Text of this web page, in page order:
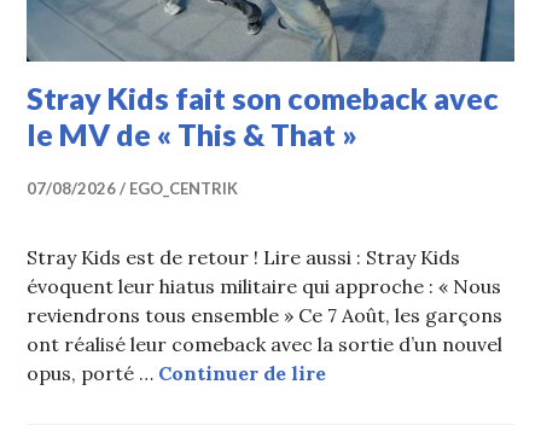
Stray Kids fait son comeback avec
le MV de « This & That »
07/08/2026 EGO_CENTRIK
Stray Kids est de retour ! Lire aussi : Stray Kids
évoquent leur hiatus militaire qui approche : « Nous
reviendrons tous ensemble » Ce 7 Août, les garçons
ont réalisé leur comeback avec la sortie d’un nouvel
opus, porté … Continuer de lireStray Kids fait son